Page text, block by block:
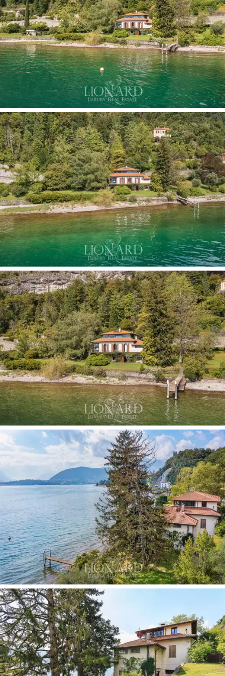
природу, будь то розкішний сад, який оточує віллу,
або захоплююче узбережжя озера з його
смарагдово-зеленими водами.
Ідеально підходить для тих, хто любить відчути магію
озера без компромісів, цячудова віллапродається
в самому центрі одного з найпопулярніших міст
провінціїКомо.